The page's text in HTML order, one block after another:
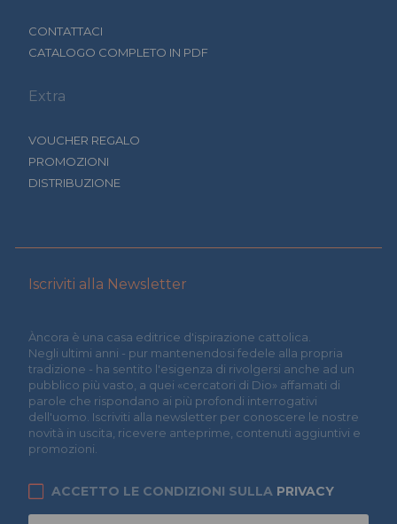
CONTATTACI
CATALOGO COMPLETO IN PDF
Extra
VOUCHER REGALO
PROMOZIONI
DISTRIBUZIONE
Iscriviti alla Newsletter
Àncora è una casa editrice d'ispirazione cattolica.
Negli ultimi anni - pur mantenendosi fedele alla propria
tradizione - ha sentito l'esigenza di rivolgersi anche ad un
pubblico più vasto, a quei «cercatori di Dio» affamati di
parole che rispondano ai più profondi interrogativi
dell'uomo. Iscriviti alla newsletter per conoscere le nostre
novità in uscita, ricevere anteprime, contenuti aggiuntivi e
promozioni.
ACCETTO LE CONDIZIONI SULLA PRIVACY